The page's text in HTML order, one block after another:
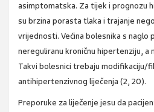
asimptomatska. Za tijek i prognozu
su brzina porasta tlaka i trajanje
vrijednosti. Većina bolesnika s naglo
nereguliranu kroničnu hipertenziju, a
Takvi bolesnici trebaju modifikaciju/
antihipertenzivnog liječenja (2, 20).
Preporuke za liječenje jesu da